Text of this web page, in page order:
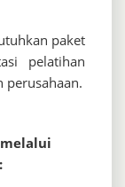
paket
pelatihan
perusahaan.